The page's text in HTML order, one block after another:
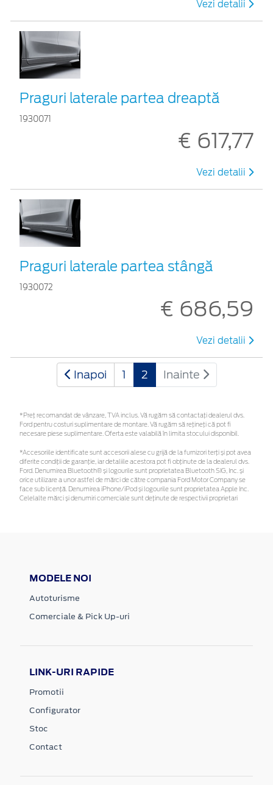
Vezi detalii
Praguri laterale partea dreaptă
1930071
€ 617,77
Vezi detalii
Praguri laterale partea stângă
1930072
€ 686,59
Vezi detalii
Inapoi 1 2 Inainte
*Preţ recomandat de vânzare, TVA inclus. Vă rugăm să contactaţi dealerul dvs.
Ford pentru costuri suplimentare de montare. Vă rugăm să rețineți că pot fi
necesare piese suplimentare. Oferta este valabilă în limita stocului disponibil.
*Accesoriile identificate sunt accesorii alese cu grijă de la furnizori terți și pot avea
diferite condiții de garanție, iar detaliile acestora pot fi obținute de la dealerul dvs.
Ford. Denumirea Bluetooth® și logourile sunt proprietatea Bluetooth SIG, Inc. și
orice utilizare a unor astfel de mărci de către compania Ford Motor Company se
face sub licență. Denumirea iPhone/iPod și logourile sunt proprietatea Apple Inc.
Celelalte mărci și denumiri comerciale sunt deținute de respectivii proprietari
MODELE NOI
Autoturisme
Comerciale & Pick Up-uri
LINK-URI RAPIDE
Promotii
Configurator
Stoc
Contact